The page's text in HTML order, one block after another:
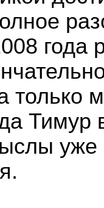
года
только
Тимур
уже